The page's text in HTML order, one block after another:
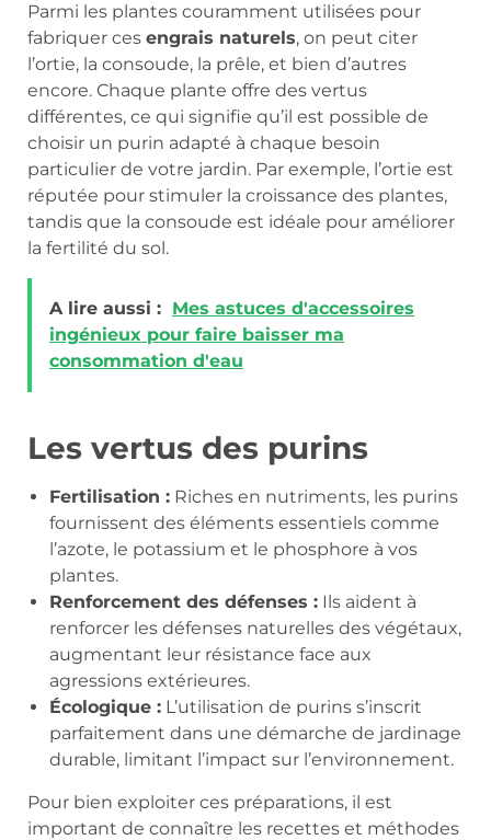
Parmi les plantes couramment utilisées pour
fabriquer ces engrais naturels, on peut citer
l’ortie, la consoude, la prêle, et bien d’autres
encore. Chaque plante offre des vertus
différentes, ce qui signifie qu’il est possible de
choisir un purin adapté à chaque besoin
particulier de votre jardin. Par exemple, l’ortie est
réputée pour stimuler la croissance des plantes,
tandis que la consoude est idéale pour améliorer
la fertilité du sol.
A lire aussi : Mes astuces d'accessoires
ingénieux pour faire baisser ma
consommation d'eau
Les vertus des purins
Fertilisation : Riches en nutriments, les purins
fournissent des éléments essentiels comme
l’azote, le potassium et le phosphore à vos
plantes.
Renforcement des défenses : Ils aident à
renforcer les défenses naturelles des végétaux,
augmentant leur résistance face aux
agressions extérieures.
Écologique : L’utilisation de purins s’inscrit
parfaitement dans une démarche de jardinage
durable, limitant l’impact sur l’environnement.
Pour bien exploiter ces préparations, il est
important de connaître les recettes et méthodes